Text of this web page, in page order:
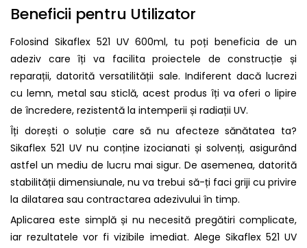
Beneficii pentru Utilizator
Folosind Sikaflex 521 UV 600ml, tu poți beneficia de un
adeziv care îți va facilita proiectele de construcție și
reparații, datorită versatilității sale. Indiferent dacă lucrezi
cu lemn, metal sau sticlă, acest produs îți va oferi o lipire
de încredere, rezistentă la intemperii și radiații UV.
Îți dorești o soluție care să nu afecteze sănătatea ta?
Sikaflex 521 UV nu conține izocianati și solvenți, asigurând
astfel un mediu de lucru mai sigur. De asemenea, datorită
stabilității dimensiunale, nu va trebui să-ți faci griji cu privire
la dilatarea sau contractarea adezivului în timp.
Aplicarea este simplă și nu necesită pregătiri complicate,
iar rezultatele vor fi vizibile imediat. Alege Sikaflex 521 UV